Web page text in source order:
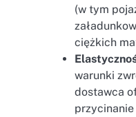
(w tym
ciężkich
warunki
dostawca